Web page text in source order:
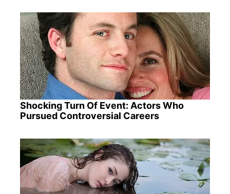
Shocking Turn Of Event: Actors Who
Pursued Controversial Careers